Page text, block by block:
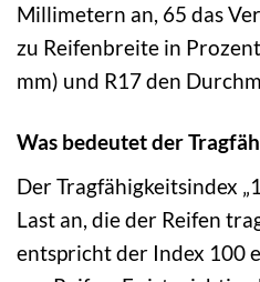
Millimetern an, 65 das
zu Reifenbreite in
mm) und R17 den
Was bedeutet der
Der Tragfähigkeitsindex
Last an, die der Reifen
entspricht der Index 100